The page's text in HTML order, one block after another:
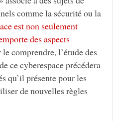
comme la sécurité ou la
est non seulement
des aspects
le comprendre, l’étude des
ce cyberespace précédera
qu’il présente pour les
de nouvelles règles